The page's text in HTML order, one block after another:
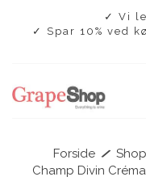
✓ Vi
✓ Spar 10% ved
Forside / Shop
Champ Divin